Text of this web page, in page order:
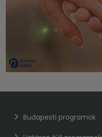
Budapesti programok